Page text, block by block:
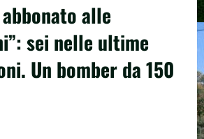
alle
sei nelle ultime
Un bomber da 150